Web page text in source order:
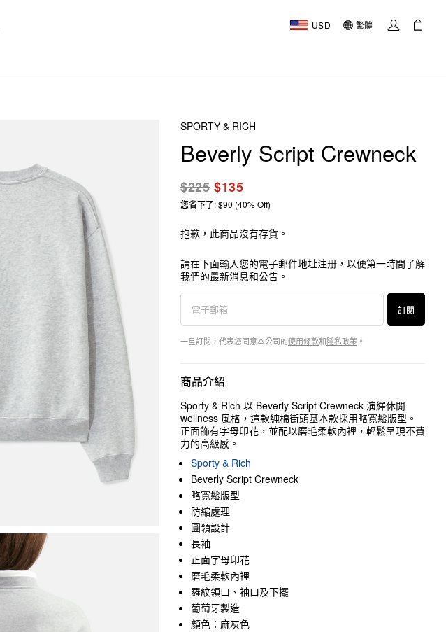
USD 繁體
SPORTY & RICH
Beverly Script Crewneck
$225$135
您省下了: $90 (40% Off)
抱歉，此商品沒有存貨。
請在下面輸入您的電子郵件地址注册，以便第一時間了解
我們的最新消息和公告。
訂閱
一旦訂閱，代表您同意本公司的使用條款和隱私政策 。
商品介紹
Sporty & Rich 以 Beverly Script Crewneck 演繹休閒
wellness 風格，這款純棉街頭基本款採用略寬鬆版型。
正面飾有字母印花，並配以磨毛柔軟內裡，輕鬆呈現不費
力的高級感。
Sporty & Rich
Beverly Script Crewneck
略寬鬆版型
防縮處理
圓領設計
長袖
正面字母印花
磨毛柔軟內裡
羅紋領口、袖口及下擺
葡萄牙製造
顏色：麻灰色